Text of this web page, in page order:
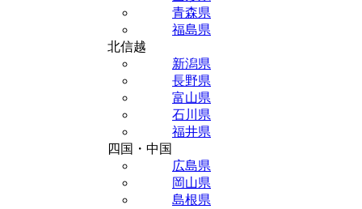
青森県
福島県
北信越
新潟県
長野県
富山県
石川県
福井県
四国・中国
広島県
岡山県
島根県